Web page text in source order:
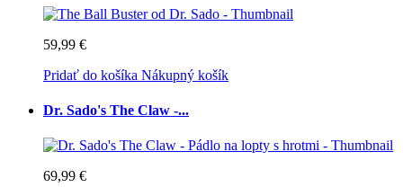
59,99 €
Pridať do košíka Nákupný košík
Dr. Sado's The Claw -...
69,99 €